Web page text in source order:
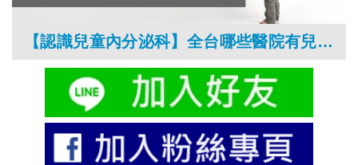
【認識兒童內分泌科】全台哪些醫院有兒童內分泌科？